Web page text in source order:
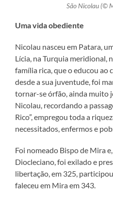
São Nicolau (©
Uma vida obediente
Nicolau nasceu em Patara,
Lícia, na Turquia meridional,
família rica, que o educou ao
desde a sua juventude, foi
tornar-se órfão, ainda muito
Nicolau, recordando a
Rico”, empregou toda a
necessitados, enfermos e
Foi nomeado Bispo de Mira
Diocleciano, foi exilado e
libertação, em 325,
faleceu em Mira em 343.